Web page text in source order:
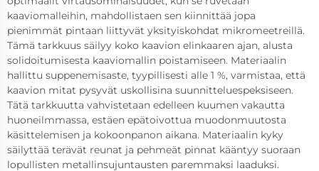
kaaviomalleihin, mahdollistaen sen kiinnittää jopa
pienimmät pintaan liittyvät yksityiskohdat mikromeetreillä.
Tämä tarkkuus säilyy koko kaavion elinkaaren ajan, alusta
solidoitumisesta kaaviomallin poistamiseen. Materiaalin
hallittu suppenemisaste, tyypillisesti alle 1 %, varmistaa, että
kaavion mitat pysyvät uskollisina suunnitteluespeksiseen.
Tätä tarkkuutta vahvistetaan edelleen kuumen vakautta
huoneilmmassa, estäen epätoivottua muodonmuutosta
käsittelemisen ja kokoonpanon aikana. Materiaalin kyky
säilyttää terävät reunat ja pehmeät pinnat kääntyy suoraan
lopullisten metallinsujuntausten paremmaksi laaduksi.